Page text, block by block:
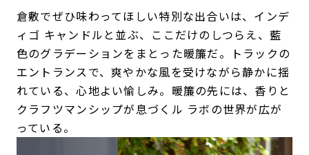
倉敷でぜひ味わってほしい特別な出合いは、インデ
ィゴ キャンドルと並ぶ、ここだけのしつらえ、藍
色のグラデーションをまとった暖簾だ。トラックの
エントランスで、爽やかな風を受けながら静かに揺
れている、心地よい愉しみ。暖簾の先には、香りと
クラフツマンシップが息づくル ラボの世界が広が
っている。